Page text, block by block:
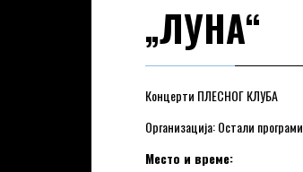
„ЛУНА“
Концерти ПЛЕСНОГ КЛУБА
Организација: Остали програми
Место и време: